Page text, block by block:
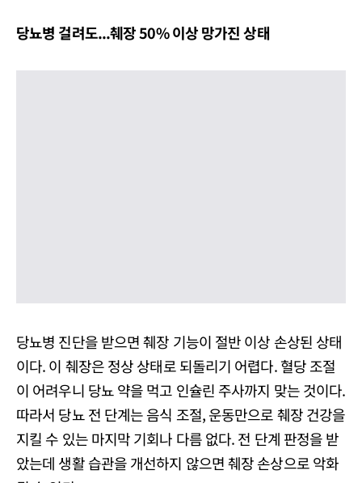
당뇨병 걸려도...췌장 50% 이상 망가진 상태
당뇨병 진단을 받으면 췌장 기능이 절반 이상 손상된 상태
이다. 이 췌장은 정상 상태로 되돌리기 어렵다. 혈당 조절
이 어려우니 당뇨 약을 먹고 인슐린 주사까지 맞는 것이다.
따라서 당뇨 전 단계는 음식 조절, 운동만으로 췌장 건강을
지킬 수 있는 마지막 기회나 다름 없다. 전 단계 판정을 받
았는데 생활 습관을 개선하지 않으면 췌장 손상으로 악화